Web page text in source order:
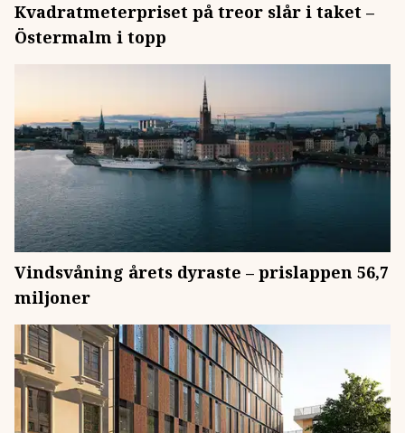
Kvadratmeterpriset på treor slår i taket –
Östermalm i topp
Vindsvåning årets dyraste – prislappen 56,7
miljoner